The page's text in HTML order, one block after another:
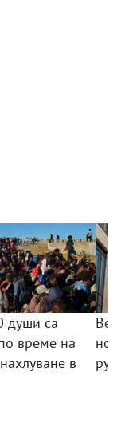
души са
време на
в